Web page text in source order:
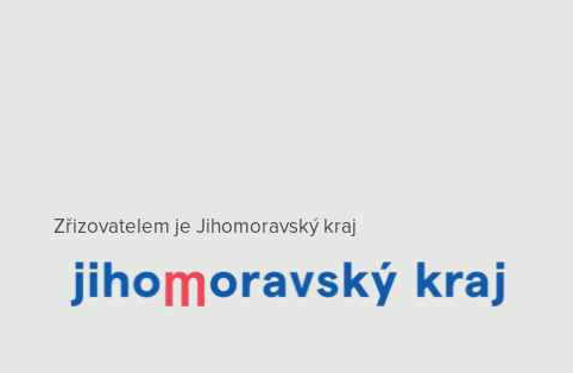
Zřizovatelem je Jihomoravský kraj